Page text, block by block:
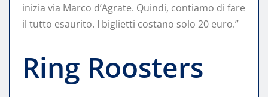
inizia via Marco d’Agrate. Quindi, contiamo di fare
il tutto esaurito. I biglietti costano solo 20 euro.”
Ring Roosters